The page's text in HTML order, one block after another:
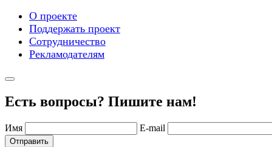
О проекте
Поддержать проект
Сотрудничество
Рекламодателям
Есть вопросы? Пишите нам!
Имя E-mail